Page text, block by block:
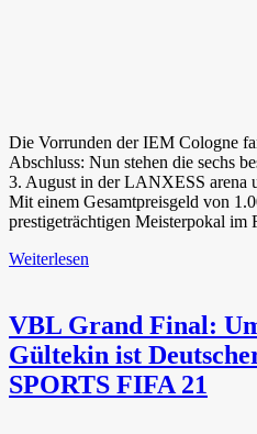
Die Vorrunden der IEM Cologne
Abschluss: Nun stehen die sechs
3. August in der LANXESS arena
Mit einem Gesamtpreisgeld von
prestigeträchtigen Meisterpokal im
Weiterlesen
VBL Grand Final:
Gültekin ist
SPORTS FIFA 21